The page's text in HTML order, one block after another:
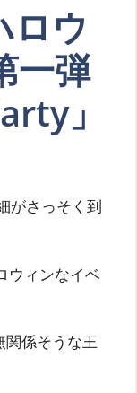
ウ
一弾
」
がさっそく到
ウィンなイベ
関係そうな王